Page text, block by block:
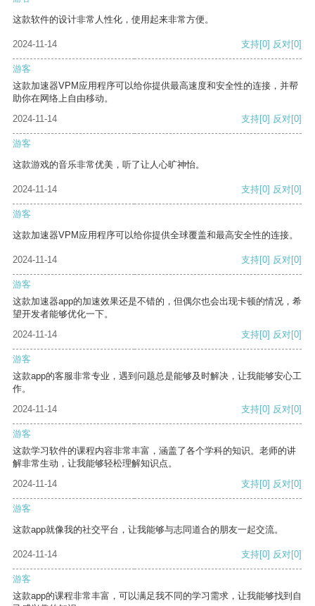
这款软件的设计非常人性化，使用起来非常方便。
2024-11-14 支持[0] 反对[0]
游客
这款加速器VPM应用程序可以给你提供最高速度和安全性的连接，并帮
助你在网络上自由移动。
2024-11-14
支持[0] 反对[0]
游客
这款游戏的音乐非常优美，听了让人心旷神怡。
2024-11-14 支持[0] 反对[0]
游客
这款加速器VPM应用程序可以给你提供全球覆盖和最高安全性的连接。
2024-11-14 支持[0] 反对[0]
游客
这款加速器app的加速效果还是不错的，但偶尔也会出现卡顿的情况，希
望开发者能够优化一下。
2024-11-14
支持[0] 反对[0]
游客
这款app的客服非常专业，遇到问题总是能够及时解决，让我能够安心工
作。
2024-11-14
支持[0] 反对[0]
游客
这款学习软件的课程内容非常丰富，涵盖了各个学科的知识。老师的讲
解非常生动，让我能够轻松理解知识点。
2024-11-14
支持[0] 反对[0]
游客
这款app就像我的社交平台，让我能够与志同道合的朋友一起交流。
2024-11-14 支持[0] 反对[0]
游客
这款app的课程非常丰富，可以满足我不同的学习需求，让我能够找到自